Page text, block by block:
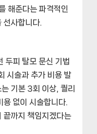
해준다는 파격적인
사합니다.
두피 탈모 문신 기법
시술과 추가 비용 발
기본 3회 이상, 퀄리
없이 시술합니다.
끝까지 책임지겠다는